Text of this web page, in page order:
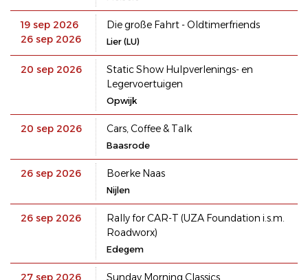
19 sep 2026
26 sep 2026
Die große Fahrt - Oldtimerfriends
Lier (LU)
20 sep 2026
Static Show Hulpverlenings- en
Legervoertuigen
Opwijk
20 sep 2026 Cars, Coffee & Talk
Baasrode
26 sep 2026 Boerke Naas
Nijlen
26 sep 2026
Rally for CAR-T (UZA Foundation i.s.m.
Roadworx)
Edegem
27 sep 2026 Sunday Morning Classics